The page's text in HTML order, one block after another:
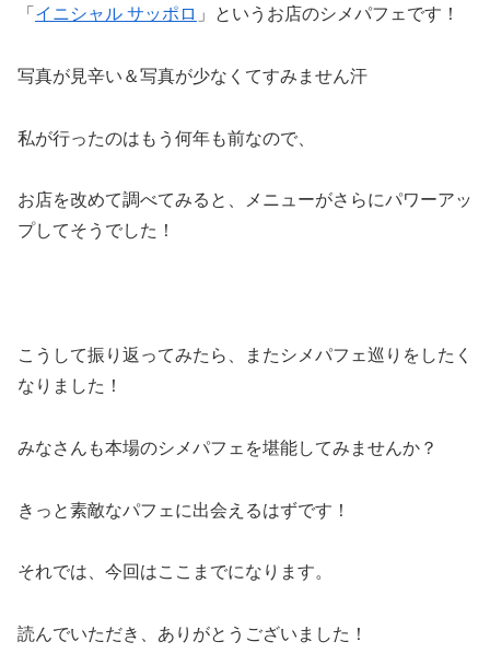
「 イニシャル サッポロ 」というお店のシメパフェです！
写真が見辛い＆写真が少なくてすみません汗
私が行ったのはもう何年も前なので、
お店を改めて調べてみると、メニューがさらにパワーアッ
プしてそうでした！
こうして振り返ってみたら、またシメパフェ巡りをしたく
なりました！
みなさんも本場のシメパフェを堪能してみませんか？
きっと素敵なパフェに出会えるはずです！
それでは、今回はここまでになります。
読んでいただき、ありがとうございました！